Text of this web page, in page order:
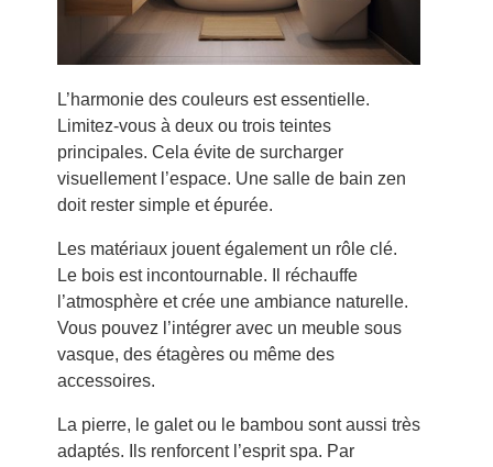
L’harmonie des couleurs est essentielle.
Limitez-vous à deux ou trois teintes
principales. Cela évite de surcharger
visuellement l’espace. Une salle de bain zen
doit rester simple et épurée.
Les matériaux jouent également un rôle clé.
Le bois est incontournable. Il réchauffe
l’atmosphère et crée une ambiance naturelle.
Vous pouvez l’intégrer avec un meuble sous
vasque, des étagères ou même des
accessoires.
La pierre, le galet ou le bambou sont aussi très
adaptés. Ils renforcent l’esprit spa. Par